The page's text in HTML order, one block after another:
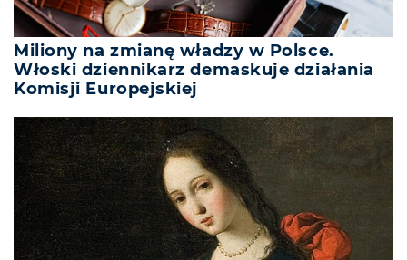
Miliony na zmianę władzy w Polsce.
Włoski dziennikarz demaskuje działania
Komisji Europejskiej